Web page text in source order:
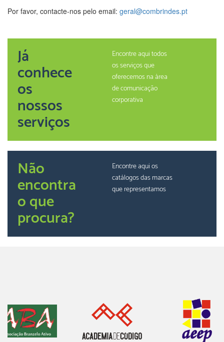
Por favor, contacte-nos pelo email: geral@combrindes.pt
Já
conhece
os
nossos
serviços
Encontre aqui todos
os serviços que
oferecemos na àrea
de comunicação
corporativa
Não
encontra
o que
procura?
Encontre aqui os
catálogos das marcas
que representamos